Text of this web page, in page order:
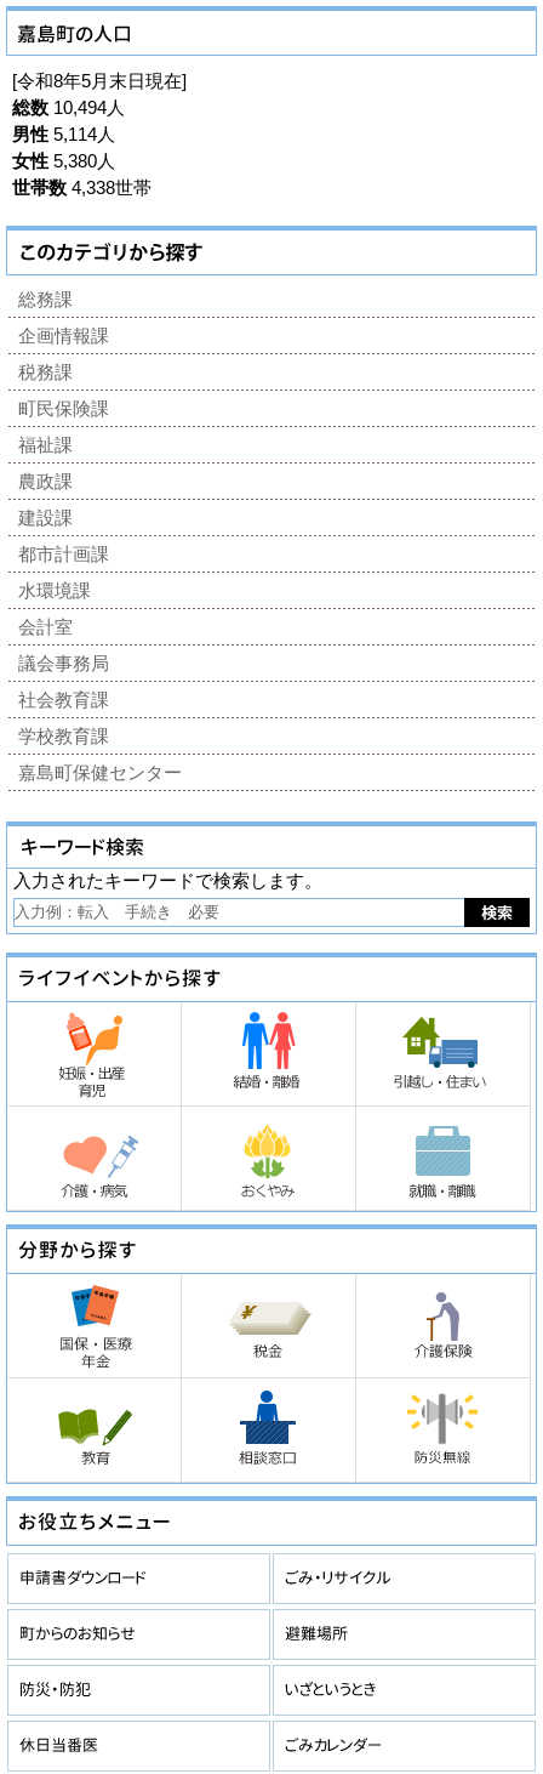
[令和8年5月末日現在]
総数 10,494人
男性 5,114人
女性 5,380人
世帯数 4,338世帯
総務課
企画情報課
税務課
町民保険課
福祉課
農政課
建設課
都市計画課
水環境課
会計室
議会事務局
社会教育課
学校教育課
嘉島町保健センター
入力されたキーワードで検索します。